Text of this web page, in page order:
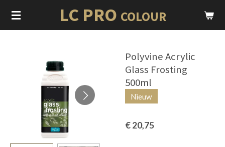
Ga
direct
LC PRO COLOUR
Polyvine Acrylic
Glass Frosting
500ml
Nieuw
€ 20,75